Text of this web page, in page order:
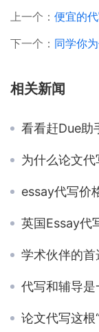
上一个： 便宜的代写
下一个： 同学你为
相关新闻
看看赶Due助手最
为什么论文代写收
essay代写价格
英国Essay代写
学术伙伴的
代写和辅导是一回
论文代写这根